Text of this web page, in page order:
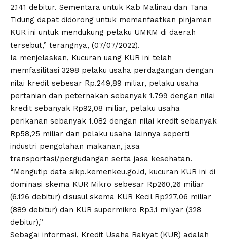
2.141 debitur. Sementara untuk Kab Malinau dan Tana
Tidung dapat didorong untuk memanfaatkan pinjaman
KUR ini untuk mendukung pelaku UMKM di daerah
tersebut,” terangnya, (07/07/2022).
Ia menjelaskan, Kucuran uang KUR ini telah
memfasilitasi 3298 pelaku usaha perdagangan dengan
nilai kredit sebesar Rp.249,89 miliar, pelaku usaha
pertanian dan peternakan sebanyak 1.799 dengan nilai
kredit sebanyak Rp92,08 miliar, pelaku usaha
perikanan sebanyak 1.082 dengan nilai kredit sebanyak
Rp58,25 miliar dan pelaku usaha lainnya seperti
industri pengolahan makanan, jasa
transportasi/pergudangan serta jasa kesehatan.
“Mengutip data sikp.kemenkeu.go.id, kucuran KUR ini di
dominasi skema KUR Mikro sebesar Rp260,26 miliar
(6.126 debitur) disusul skema KUR Kecil Rp227,06 miliar
(889 debitur) dan KUR supermikro Rp3,1 milyar (328
debitur),”
Sebagai informasi, Kredit Usaha Rakyat (KUR) adalah